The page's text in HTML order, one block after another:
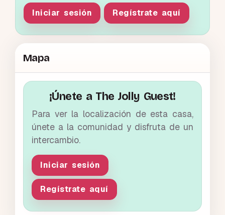
Iniciar sesión Regístrate aquí
Mapa
¡Únete a The Jolly Guest!
Para ver la localización de esta casa,
únete a la comunidad y disfruta de un
intercambio.
Iniciar sesión
Regístrate aquí